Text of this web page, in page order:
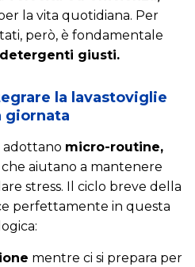
la vita quotidiana. Per
però, è fondamentale
giusti.
la lavastoviglie
giornata
adottano micro-routine,
aiutano a mantenere
stress. Il ciclo breve della
perfettamente in questa
logica:
mentre ci si prepara per